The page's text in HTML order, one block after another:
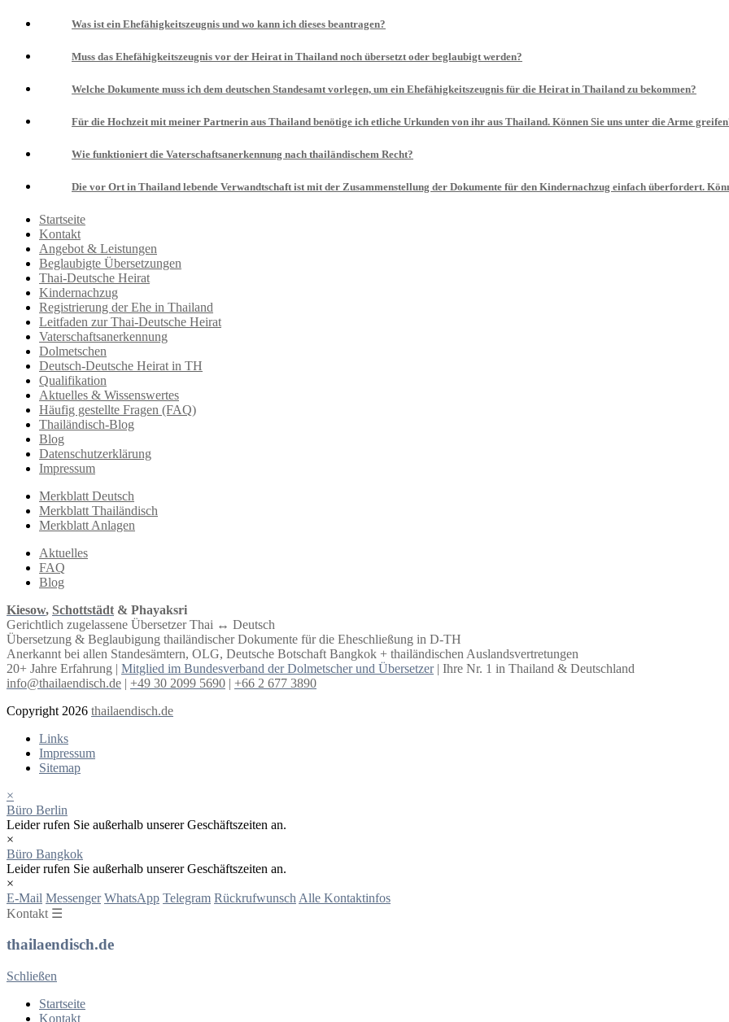
Was ist ein Ehefähigkeitszeugnis und wo kann ich dieses beantragen?
Muss das Ehefähigkeitszeugnis vor der Heirat in Thailand noch übersetzt oder beglaubigt werden?
Welche Dokumente muss ich dem deutschen Standesamt vorlegen, um ein Ehefähigkeitszeugnis für die Heirat in Thailand zu bekommen?
Für die Hochzeit mit meiner Partnerin aus Thailand benötige ich etliche Urkunden von ihr aus Thailand. Können Sie uns unter die Arme
Wie funktioniert die Vaterschaftsanerkennung nach thailändischem Recht?
Die vor Ort in Thailand lebende Verwandtschaft ist mit der Zusammenstellung der Dokumente für den Kindernachzug einfach überfordert.
Startseite
Kontakt
Angebot & Leistungen
Beglaubigte Übersetzungen
Thai-Deutsche Heirat
Kindernachzug
Registrierung der Ehe in Thailand
Leitfaden zur Thai-Deutsche Heirat
Vaterschaftsanerkennung
Dolmetschen
Deutsch-Deutsche Heirat in TH
Qualifikation
Aktuelles & Wissenswertes
Häufig gestellte Fragen (FAQ)
Thailändisch-Blog
Blog
Datenschutzerklärung
Impressum
Merkblatt Deutsch
Merkblatt Thailändisch
Merkblatt Anlagen
Aktuelles
FAQ
Blog
Kiesow, Schottstädt & Phayaksri
Gerichtlich zugelassene Übersetzer Thai ↔︎ Deutsch
Übersetzung & Beglaubigung thailändischer Dokumente für die Eheschließung in D-TH
Anerkannt bei allen Standesämtern, OLG, Deutsche Botschaft Bangkok + thailändischen Auslandsvertretungen
20+ Jahre Erfahrung | Mitglied im Bundesverband der Dolmetscher und Übersetzer| Ihre Nr. 1 in Thailand & Deutschland
info@thailaendisch.de | +49 30 2099 5690 | +66 2 677 3890
Copyright 2026 thailaendisch.de
Links
Impressum
Sitemap
×
Büro Berlin
Leider rufen Sie außerhalb unserer Geschäftszeiten an.
×
Büro Bangkok
Leider rufen Sie außerhalb unserer Geschäftszeiten an.
×
E-Mail Messenger WhatsApp Telegram Rückrufwunsch Alle Kontaktinfos
Kontakt ☰
thailaendisch.de
Schließen
Startseite
Kontakt